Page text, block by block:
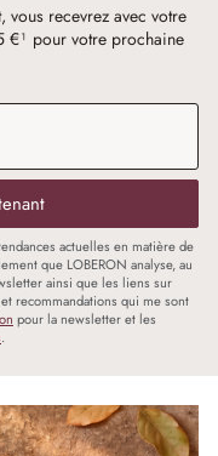
recevrez avec votre
€¹ pour votre prochaine
actuelles en matière de
que LOBERON analyse, au
ainsi que les liens sur
recommandations qui me sont
pour la newsletter et les
.